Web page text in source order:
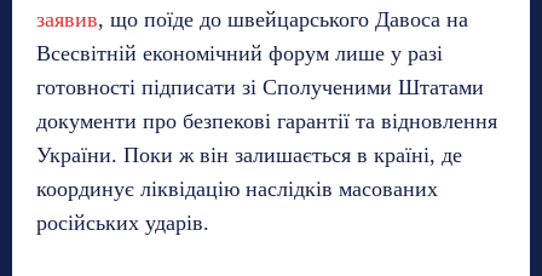
заявив, що поїде до швейцарського Давоса на
Всесвітній економічний форум лише у разі
готовності підписати зі Сполученими Штатами
документи про безпекові гарантії та відновлення
України. Поки ж він залишається в країні, де
координує ліквідацію наслідків масованих
російських ударів.